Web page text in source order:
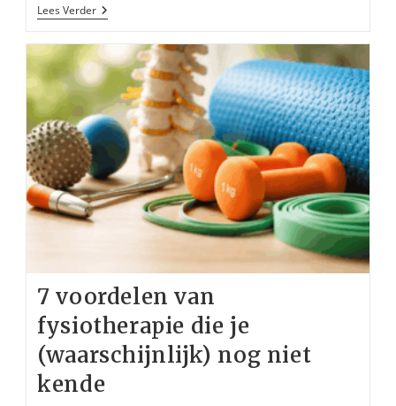
Lees VerderGender
Reveal
Organiseren:
Complete
Checklist
7 voordelen van
fysiotherapie die je
(waarschijnlijk) nog niet
kende